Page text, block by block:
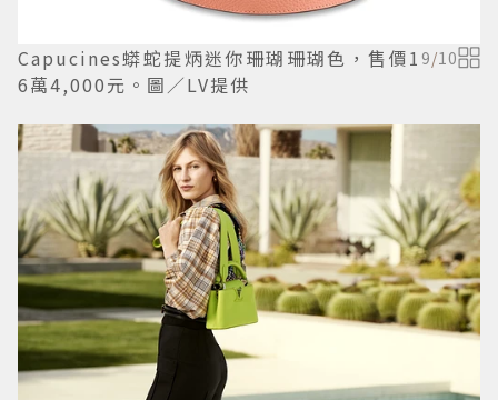
Capucines蟒蛇提炳迷你珊瑚珊瑚色，售價1
6萬4,000元。圖／LV提供
9/10